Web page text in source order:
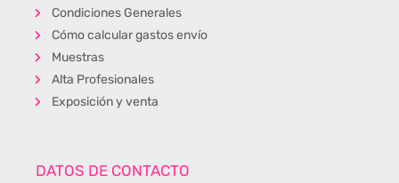
Condiciones Generales
Cómo calcular gastos envío
Muestras
Alta Profesionales
Exposición y venta
DATOS DE CONTACTO